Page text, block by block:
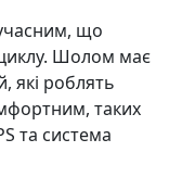
що
Шолом має
які роблять
таких
та система